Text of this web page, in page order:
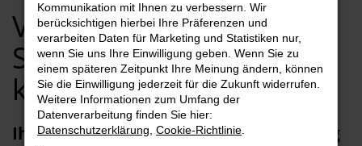
VW T6 California in
Straubing günstig
kaufen
Ihr neuer VW T6 California in Straubing
Kommunikation mit Ihnen zu verbessern. Wir
berücksichtigen hierbei Ihre Präferenzen und
verarbeiten Daten für Marketing und Statistiken nur,
wenn Sie uns Ihre Einwilligung geben. Wenn Sie zu
einem späteren Zeitpunkt Ihre Meinung ändern, können
Sie die Einwilligung jederzeit für die Zukunft widerrufen.
Weitere Informationen zum Umfang der
Datenverarbeitung finden Sie hier:
Datenschutzerklärung Cookie-Richtlinie